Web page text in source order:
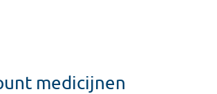
medicijnen